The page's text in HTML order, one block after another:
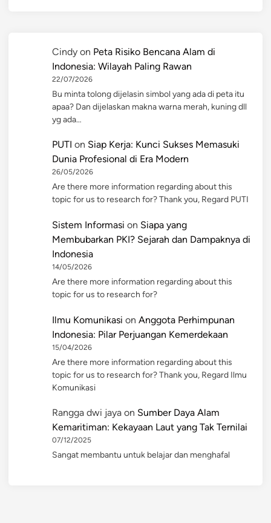
Cindy on Peta Risiko Bencana Alam di
Indonesia: Wilayah Paling Rawan
22/07/2026
Bu minta tolong dijelasin simbol yang ada di peta itu
apaa? Dan dijelaskan makna warna merah, kuning dll
yg ada…
PUTI on Siap Kerja: Kunci Sukses Memasuki
Dunia Profesional di Era Modern
26/05/2026
Are there more information regarding about this
topic for us to research for? Thank you, Regard PUTI
Sistem Informasi on Siapa yang
Membubarkan PKI? Sejarah dan Dampaknya di
Indonesia
14/05/2026
Are there more information regarding about this
topic for us to research for?
Ilmu Komunikasi on Anggota Perhimpunan
Indonesia: Pilar Perjuangan Kemerdekaan
15/04/2026
Are there more information regarding about this
topic for us to research for? Thank you, Regard Ilmu
Komunikasi
Rangga dwi jaya on Sumber Daya Alam
Kemaritiman: Kekayaan Laut yang Tak Ternilai
07/12/2025
Sangat membantu untuk belajar dan menghafal